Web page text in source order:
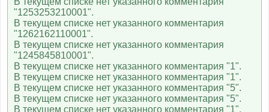
"1253253210001".
В текущем списке нет указанного комментария
"1262162110001".
В текущем списке нет указанного комментария
"1245845810001".
В текущем списке нет указанного комментария "1".
В текущем списке нет указанного комментария "1".
В текущем списке нет указанного комментария "5".
В текущем списке нет указанного комментария "5".
В текущем списке нет указанного комментария "1".